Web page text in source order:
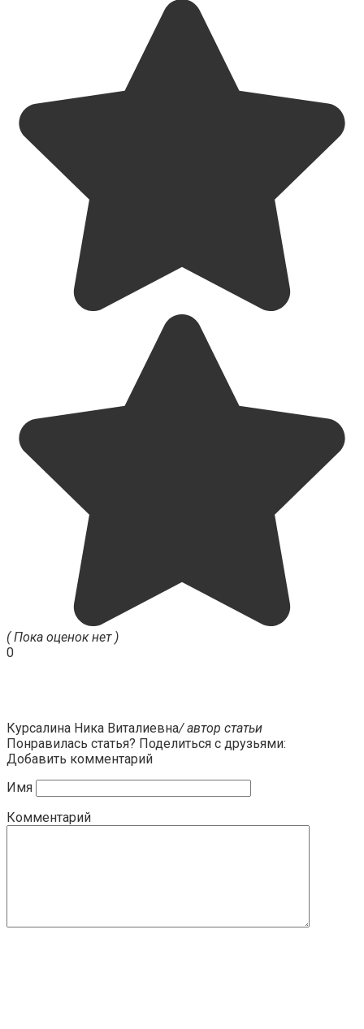
( Пока оценок нет )
0
Курсалина Ника Виталиевна/ автор статьи
Понравилась статья? Поделиться с друзьями:
Добавить комментарий
Имя
Комментарий